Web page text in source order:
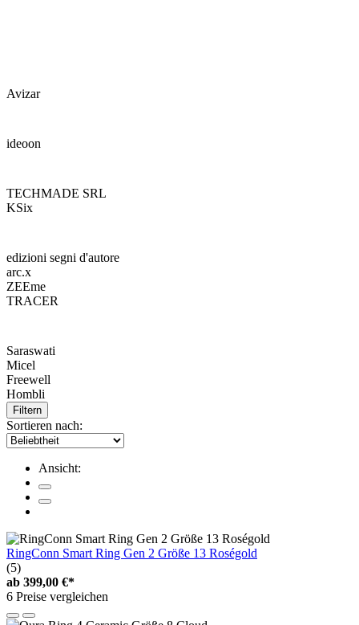
Avizar
ideoon
TECHMADE SRL
KSix
edizioni segni d'autore
arc.x
ZEEme
TRACER
Saraswati
Micel
Freewell
Hombli
Filtern
Sortieren nach:
Ansicht:
RingConn Smart Ring Gen 2 Größe 13 Roségold
(5)
ab 399,00 €*
6 Preise vergleichen